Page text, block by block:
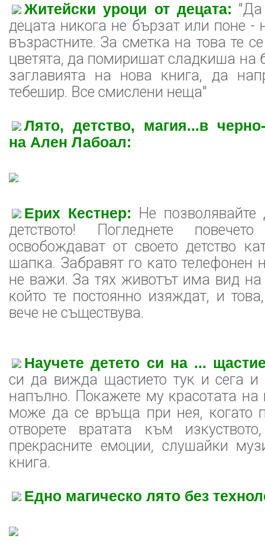
Житейски уроци от децата:
децата никога не бързат или поне -
възрастните. За сметка на това те
цветята, да помиришат сладкиша на
заглавията на нова книга, да
тебешир. Все смислени неща"
Лято, детство, магия...в
на Ален Лабоал:
Ерих Кестнер: Не
детството! Погледнете
освобождават от своето детство
шапка. Забравят го като телефонен
не важи. За тях животът има вид на
който те постоянно изяждат, и
вече не съществува.
Научете детето си на ...
си да вижда щастието тук и сега
напълно. Покажете му красотата на
може да се връща при нея, когато
отворете вратата към
прекрасните емоции, слушайки
книга.
Едно магическо лято без